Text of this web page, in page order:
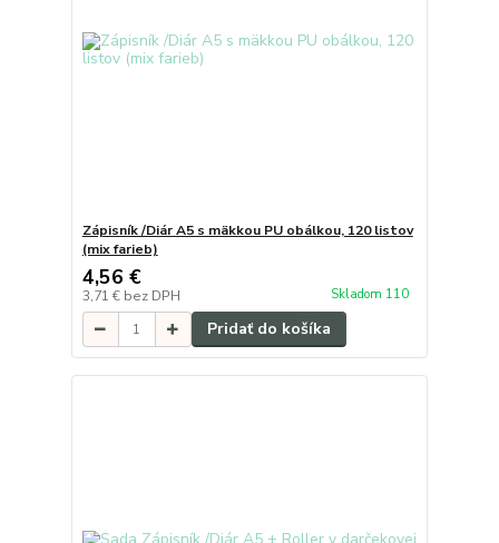
Zápisník /Diár A5 s mäkkou PU obálkou, 120 listov
(mix farieb)
4,56 €
3,71 € bez DPH Skladom 110
Pridať do košíka